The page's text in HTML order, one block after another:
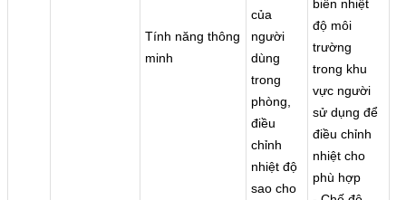
Tính năng thông
minh
của
người
dùng
trong
phòng,
điều
chỉnh
nhiệt độ
sao cho
biến nhiệt
độ môi
trường
trong khu
vực người
sử dụng để
điều chỉnh
nhiệt cho
phù hợp